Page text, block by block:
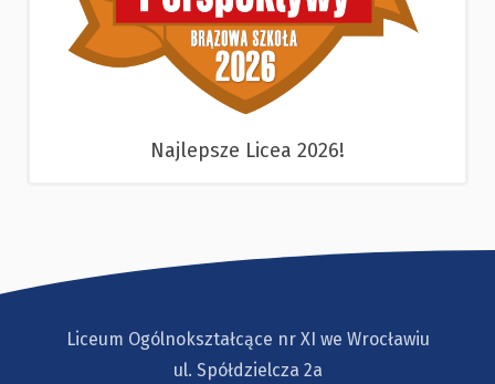
Najlepsze Licea 2026!
Liceum Ogólnokształcące nr XI we Wrocławiu
ul. Spółdzielcza 2a